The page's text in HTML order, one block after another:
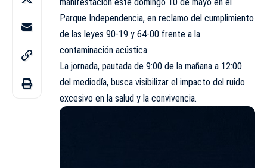
Parque Independencia, en reclamo del cumplimiento
de las leyes 90-19 y 64-00 frente a la
contaminación acústica.
La jornada, pautada de 9:00 de la mañana a 12:00
del mediodía, busca visibilizar el impacto del ruido
excesivo en la salud y la convivencia.